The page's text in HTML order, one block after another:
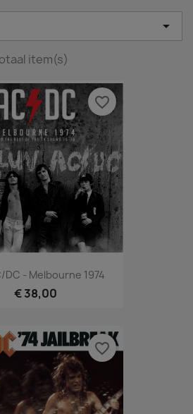

item(s)
DC - Melbourne 1974
€ 38,00
favorite_border
favorite_border